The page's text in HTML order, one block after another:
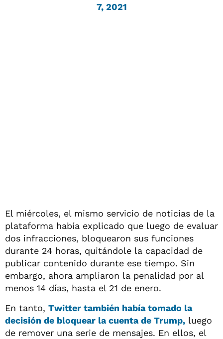
7, 2021
El miércoles, el mismo servicio de noticias de la
plataforma había explicado que luego de evaluar
dos infracciones, bloquearon sus funciones
durante 24 horas, quitándole la capacidad de
publicar contenido durante ese tiempo. Sin
embargo, ahora ampliaron la penalidad por al
menos 14 días, hasta el 21 de enero.
En tanto, Twitter también había tomado la
decisión de bloquear la cuenta de Trump, luego
de remover una serie de mensajes. En ellos, el